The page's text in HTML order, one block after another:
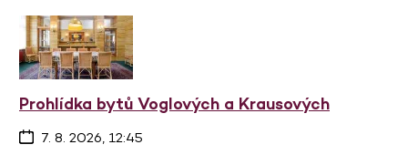
Prohlídka bytů Voglových a Krausových
7. 8. 2026, 12:45